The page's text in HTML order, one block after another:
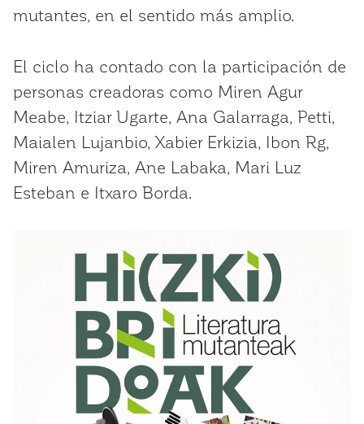
mutantes, en el sentido más amplio.
El ciclo ha contado con la participación de
personas creadoras como Miren Agur
Meabe, Itziar Ugarte, Ana Galarraga, Petti,
Maialen Lujanbio, Xabier Erkizia, Ibon Rg,
Miren Amuriza, Ane Labaka, Mari Luz
Esteban e Itxaro Borda.